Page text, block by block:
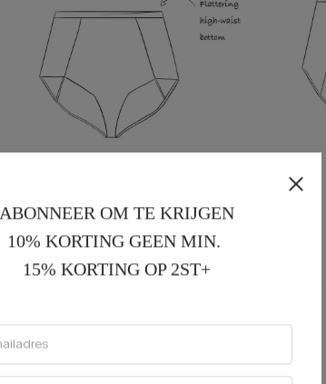
ABONNEER OM TE KRIJGEN
10% KORTING GEEN MIN.
15% KORTING OP 2ST+